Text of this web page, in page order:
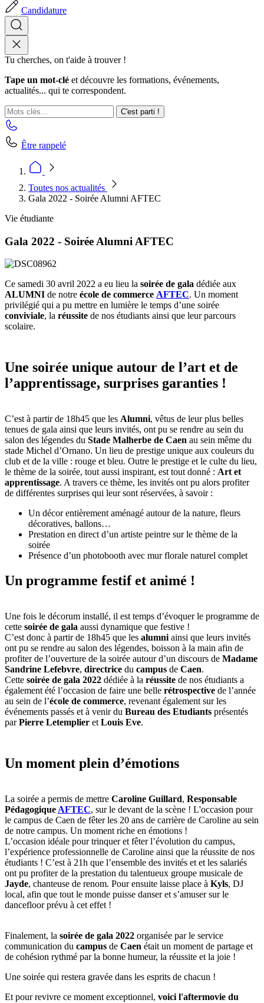
Candidature
Tu cherches, on t'aide à trouver !
Tape un mot-clé et découvre les formations, événements,
actualités... qui te correspondent.
C'est parti !
Être rappelé
Toutes nos actualités
Gala 2022 - Soirée Alumni AFTEC
Vie étudiante
Gala 2022 - Soirée Alumni AFTEC
Ce samedi 30 avril 2022 a eu lieu la soirée de gala dédiée aux
ALUMNI de notre école de commerce AFTEC. Un moment
privilégié qui a pu mettre en lumière le temps d’une soirée
conviviale, la réussite de nos étudiants ainsi que leur parcours
scolaire.
Une soirée unique autour de l’art et de
l’apprentissage, surprises garanties !
C’est à partir de 18h45 que les Alumni, vêtus de leur plus belles
tenues de gala ainsi que leurs invités, ont pu se rendre au sein du
salon des légendes du Stade Malherbe de Caen au sein même du
stade Michel d’Ornano. Un lieu de prestige unique aux couleurs du
club et de la ville : rouge et bleu. Outre le prestige et le culte du lieu,
le thème de la soirée, tout aussi inspirant, est tout donné : Art et
apprentissage. A travers ce thème, les invités ont pu alors profiter
de différentes surprises qui leur sont réservées, à savoir :
Un décor entièrement aménagé autour de la nature, fleurs
décoratives, ballons…
Prestation en direct d’un artiste peintre sur le thème de la
soirée
Présence d’un photobooth avec mur florale naturel complet
Un programme festif et animé !
Une fois le décorum installé, il est temps d’évoquer le programme de
cette soirée de gala aussi dynamique que festive !
C’est donc à partir de 18h45 que les alumni ainsi que leurs invités
ont pu se rendre au salon des légendes, boisson à la main afin de
profiter de l’ouverture de la soirée autour d’un discours de Madame
Sandrine Lefebvre, directrice du campus de Caen.
Cette soirée de gala 2022 dédiée à la réussite de nos étudiants a
également été l’occasion de faire une belle rétrospective de l’année
au sein de l’école de commerce, revenant également sur les
événements passés et à venir du Bureau des Etudiants présentés
parPierre Letemplier et Louis Eve.
Un moment plein d’émotions
La soirée a permis de mettre Caroline Guillard, Responsable
Pédagogique AFTEC, sur le devant de la scène ! L'occasion pour
le campus de Caen de fêter les 20 ans de carrière de Caroline au sein
de notre campus. Un moment riche en émotions !
L’occasion idéale pour trinquer et fêter l’évolution du campus,
l’expérience professionnelle de Caroline ainsi que la réussite de nos
étudiants ! C’est à 21h que l’ensemble des invités et et les salariés
ont pu profiter de la prestation du talentueux groupe musicale de
Jayde, chanteuse de renom. Pour ensuite laisse place à Kyls, DJ
local, afin que tout le monde puisse danser et s’amuser sur le
dancefloor prévu à cet effet !
Finalement, la soirée de gala 2022 organisée par le service
communication du campus de Caen était un moment de partage et
de cohésion rythmé par la bonne humeur, la réussite et la joie !
Une soirée qui restera gravée dans les esprits de chacun !
Et pour revivre ce moment exceptionnel, voici l'aftermovie du